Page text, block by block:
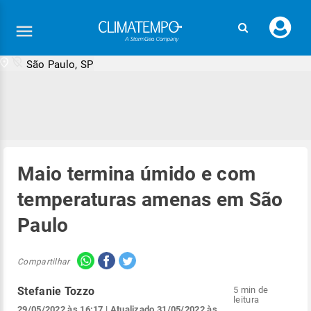
seu
São Paulo, SP
Maio termina úmido e com
temperaturas amenas em São
Paulo
Compartilhar
Stefanie Tozzo
5 min de
leitura